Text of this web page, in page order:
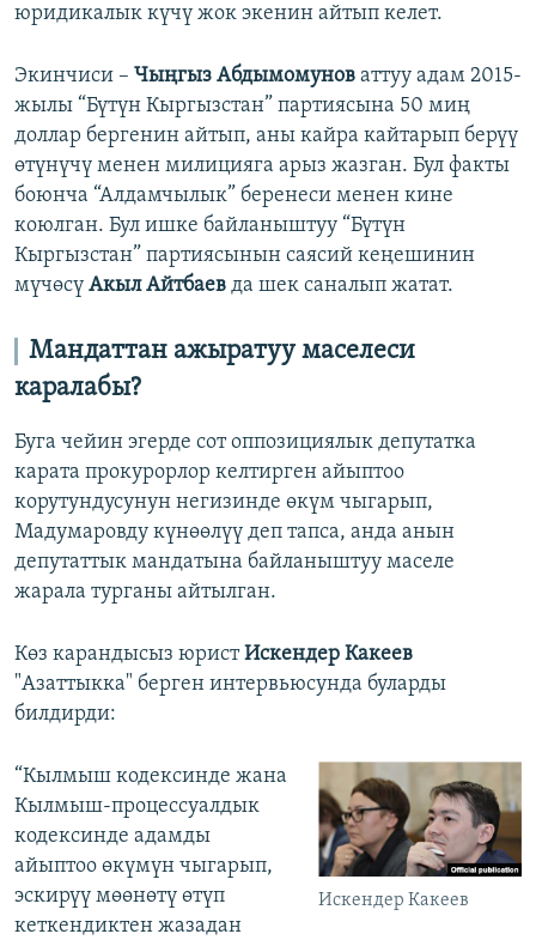
юридикалык күчү жок экенин айтып келет.
Экинчиси – Чыңгыз Абдымомунов аттуу адам 2015-
жылы “Бүтүн Кыргызстан” партиясына 50 миң
доллар бергенин айтып, аны кайра кайтарып берүү
өтүнүчү менен милицияга арыз жазган. Бул факты
боюнча “Алдамчылык” беренеси менен кине
коюлган. Бул ишке байланыштуу “Бүтүн
Кыргызстан” партиясынын саясий кеңешинин
мүчөсү Акыл Айтбаев да шек саналып жатат.
Мандаттан ажыратуу маселеси
каралабы?
Буга чейин эгерде сот оппозициялык депутатка
карата прокурорлор келтирген айыптоо
корутундусунун негизинде өкүм чыгарып,
Мадумаровду күнөөлүү деп тапса, анда анын
депутаттык мандатына байланыштуу маселе
жарала турганы айтылган.
Көз карандысыз юристИскендер Какеев
"Азаттыкка" берген интервьюсунда буларды
билдирди:
Искендер Какеев
“Кылмыш кодексинде жана
Кылмыш-процессуалдык
кодексинде адамды
айыптоо өкүмүн чыгарып,
эскирүү мөөнөтү өтүп
кеткендиктен жазадан